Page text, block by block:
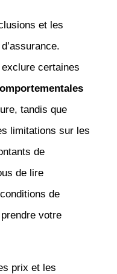
et les
certaines
tandis que
limitations sur les
de
de lire
de
votre
prix et les